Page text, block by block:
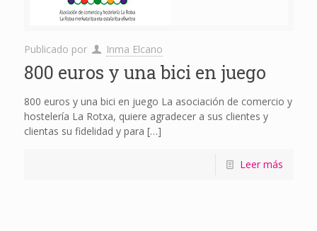
Publicado por Inma Elcano
800 euros y una bici en juego
800 euros y una bici en juego La asociación de comercio y
hostelería La Rotxa, quiere agradecer a sus clientes y
clientas su fidelidad y para […]
Leer más